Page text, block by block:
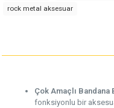
rock metal aksesuar
Çok Amaçlı Bandana
fonksiyonlu bir